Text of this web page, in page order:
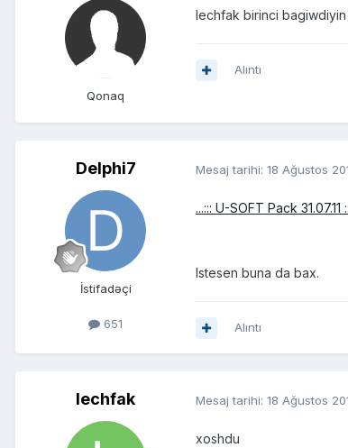
Qonaq
lechfak birinci
Alıntı
Delphi7
İstifadəçi
651
Mesaj tarihi: 18 Ağustos
...::: U-SOFT Pack 31.07.11
Istesen buna da bax.
Alıntı
lechfak Mesaj tarihi: 18 Ağustos
xoshdu